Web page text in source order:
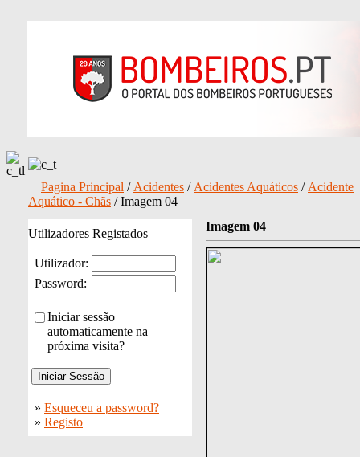
Pagina Principal / Acidentes / Acidentes Aquáticos / Acidente
Aquático - Chãs / Imagem 04
Utilizadores Registados
Utilizador:
Password:
Iniciar sessão
automaticamente na
próxima visita?
» Esqueceu a password?
» Registo
Imagem 04